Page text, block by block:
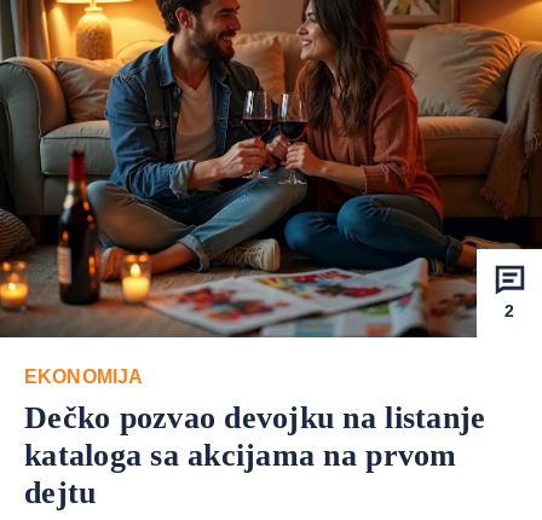
2
EKONOMIJA
Dečko pozvao devojku na listanje
kataloga sa akcijama na prvom
dejtu